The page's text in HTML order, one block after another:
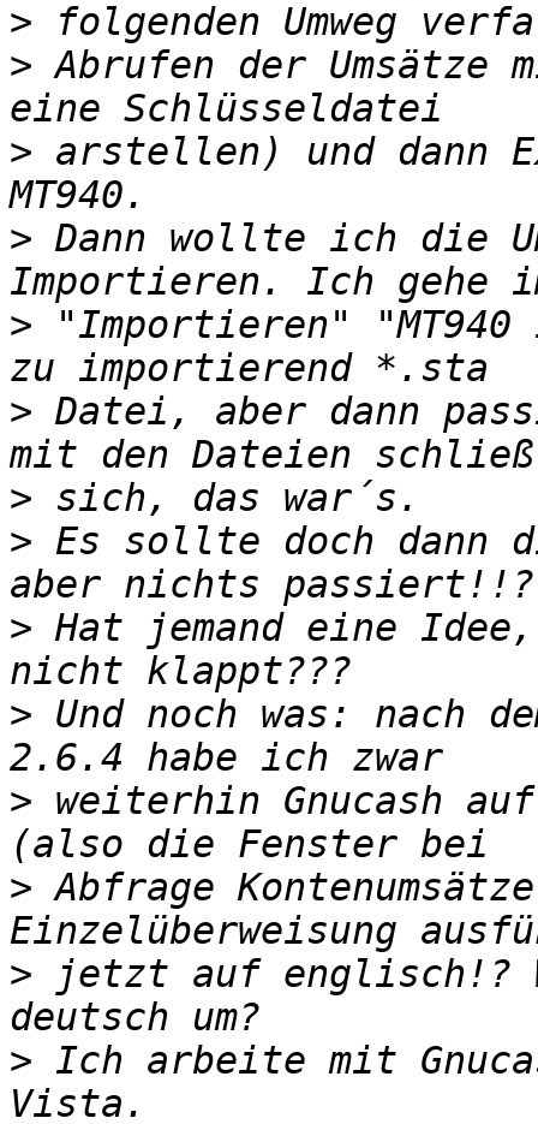
>
> Abrufen der
> arstellen) und dann
> Dann wollte ich die
> "Importieren"
> Datei, aber dann
>
> Es sollte doch dann
> Hat jemand eine
> Und noch was: nach
> weiterhin Gnucash
> Abfrage
> jetzt auf englisch!?
> Ich arbeite mit